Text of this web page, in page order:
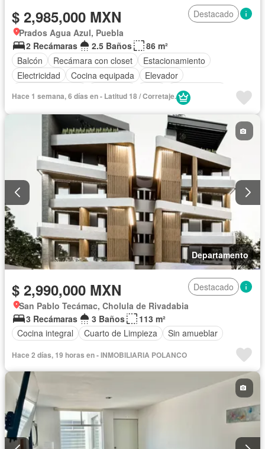
$ 2,985,000 MXN
Destacado
Prados Agua Azul, Puebla
2 Recámaras
2.5 Baños
86 m²
Balcón
Recámara con closet
Estacionamiento
Electricidad
Cocina equipada
Elevador
Sin amueblar
Hace 1 semana, 6 días en - Latitud 18 / Corretaje.
Departamento
$ 2,990,000 MXN
Destacado
San Pablo Tecámac, Cholula de Rivadabia
3 Recámaras
3 Baños
113 m²
Cocina integral
Cuarto de Limpieza Sin amueblar
Hace 2 días, 19 horas en - INMOBILIARIA POLANCO